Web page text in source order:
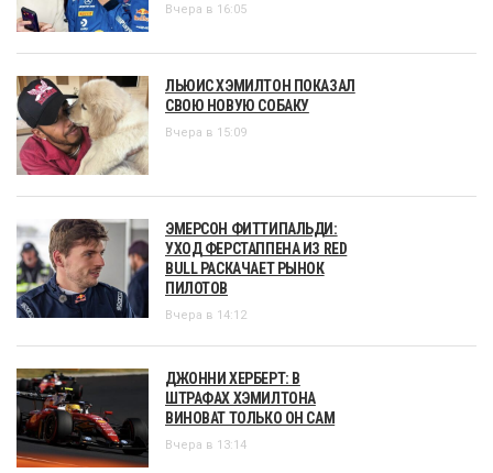
Вчера в 16:05
ЛЬЮИС ХЭМИЛТОН ПОКАЗАЛ
СВОЮ НОВУЮ СОБАКУ
Вчера в 15:09
ЭМЕРСОН ФИТТИПАЛЬДИ:
УХОД ФЕРСТАППЕНА ИЗ RED
BULL РАСКАЧАЕТ РЫНОК
ПИЛОТОВ
Вчера в 14:12
ДЖОННИ ХЕРБЕРТ: В
ШТРАФАХ ХЭМИЛТОНА
ВИНОВАТ ТОЛЬКО ОН САМ
Вчера в 13:14